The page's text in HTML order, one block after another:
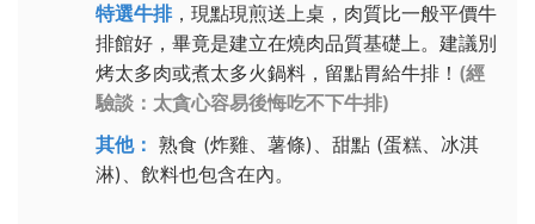
特選牛排，現點現煎送上桌，肉質比一般平價牛
排館好，畢竟是建立在燒肉品質基礎上。建議別
烤太多肉或煮太多火鍋料，留點胃給牛排！ (經
驗談：太貪心容易後悔吃不下牛排)
其他： 熟食 (炸雞、薯條)、甜點 (蛋糕、冰淇
淋)、飲料也包含在內。